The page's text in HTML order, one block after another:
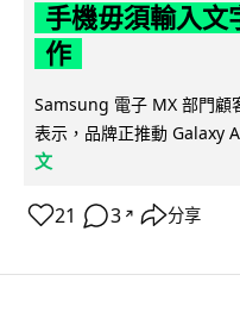
手機毋須輸入文
作
Samsung 電子 MX 部門顧
表示，品牌正推動 Galaxy
文
21 3 ↗ 分享